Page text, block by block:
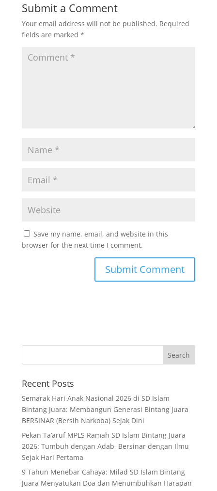
Submit a Comment
Your email address will not be published. Required
fields are marked *
Save my name, email, and website in this
browser for the next time I comment.
Recent Posts
Semarak Hari Anak Nasional 2026 di SD Islam
Bintang Juara: Membangun Generasi Bintang Juara
BERSINAR (Bersih Narkoba) Sejak Dini
Pekan Ta’aruf MPLS Ramah SD Islam Bintang Juara
2026: Tumbuh dengan Adab, Bersinar dengan Ilmu
Sejak Hari Pertama
9 Tahun Menebar Cahaya: Milad SD Islam Bintang
Juara Menyatukan Doa dan Menumbuhkan Harapan